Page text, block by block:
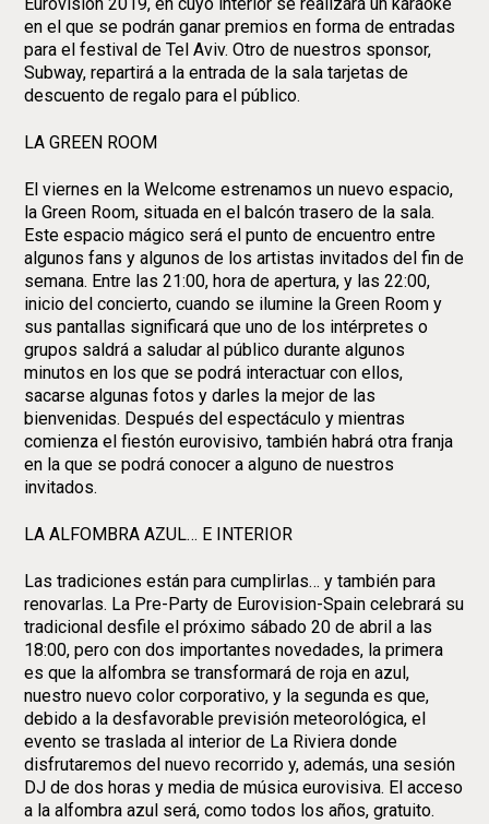
en el que se podrán ganar premios en forma de entradas
para el festival de Tel Aviv. Otro de nuestros sponsor,
Subway, repartirá a la entrada de la sala tarjetas de
descuento de regalo para el público.
LA GREEN ROOM
El viernes en la Welcome estrenamos un nuevo espacio,
la Green Room, situada en el balcón trasero de la sala.
Este espacio mágico será el punto de encuentro entre
algunos fans y algunos de los artistas invitados del fin de
semana. Entre las 21:00, hora de apertura, y las 22:00,
inicio del concierto, cuando se ilumine la Green Room y
sus pantallas significará que uno de los intérpretes o
grupos saldrá a saludar al público durante algunos
minutos en los que se podrá interactuar con ellos,
sacarse algunas fotos y darles la mejor de las
bienvenidas. Después del espectáculo y mientras
comienza el fiestón eurovisivo, también habrá otra franja
en la que se podrá conocer a alguno de nuestros
invitados.
LA ALFOMBRA AZUL… E INTERIOR
Las tradiciones están para cumplirlas… y también para
renovarlas. La Pre-Party de Eurovision-Spain celebrará su
tradicional desfile el próximo sábado 20 de abril a las
18:00, pero con dos importantes novedades, la primera
es que la alfombra se transformará de roja en azul,
nuestro nuevo color corporativo, y la segunda es que,
debido a la desfavorable previsión meteorológica, el
evento se traslada al interior de La Riviera donde
disfrutaremos del nuevo recorrido y, además, una sesión
DJ de dos horas y media de música eurovisiva. El acceso
a la alfombra azul será, como todos los años, gratuito.